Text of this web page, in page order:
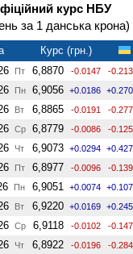
курс НБУ
за 1 данська крона)
Курс (грн.)
Пт 6,8870 -0.0147 -
Пн 6,9056 +0.0186
Вт 6,8865 -0.0191 -
Ср 6,8779 -0.0086 -
Чт 6,9073 +0.0294
Пт 6,8977 -0.0096 -
Пн 6,9051 +0.0074
Вт 6,9220 +0.0169
Ср 6,9118 -0.0102 -
Чт 6,8922 -0.0196 -